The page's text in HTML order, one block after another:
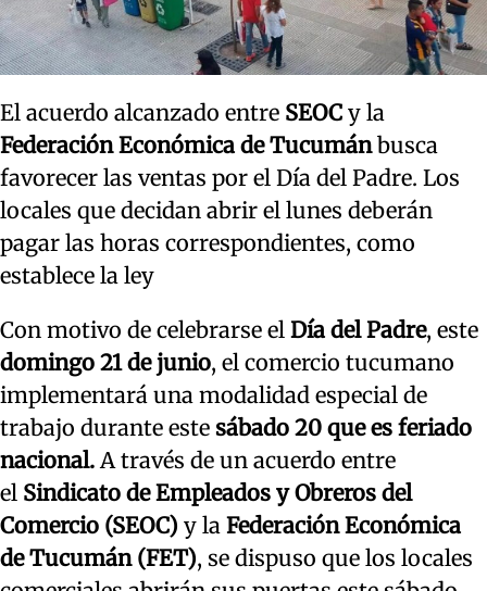
El acuerdo alcanzado entre SEOC y la
Federación Económica de Tucumánbusca
favorecer las ventas por el Día del Padre. Los
locales que decidan abrir el lunes deberán
pagar las horas correspondientes, como
establece la ley
Con motivo de celebrarse el Día del Padre, este
domingo 21 de junio, el comercio tucumano
implementará una modalidad especial de
trabajo durante este sábado 20 que es feriado
nacional.A través de un acuerdo entre
el Sindicato de Empleados y Obreros del
Comercio (SEOC) y la Federación Económica
de Tucumán (FET), se dispuso que los locales